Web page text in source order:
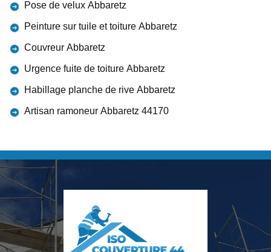
Pose de velux Abbaretz
Peinture sur tuile et toiture Abbaretz
Couvreur Abbaretz
Urgence fuite de toiture Abbaretz
Habillage planche de rive Abbaretz
Artisan ramoneur Abbaretz 44170